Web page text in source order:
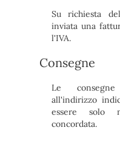
Su richiesta
inviata una
l'IVA.
Consegne
Le
all'indirizzo
essere solo
concordata.